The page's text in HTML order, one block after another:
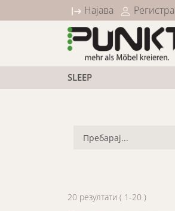
Најава
на сите Sleep категории
SLEEP
20 резултати ( 1-20 )